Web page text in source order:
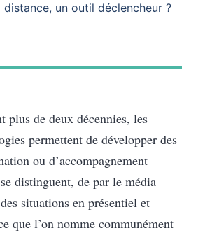
un outil déclencheur ?
plus de deux décennies, les
permettent de développer des
ou d’accompagnement
distinguent, de par le média
situations en présentiel et
que l’on nomme communément